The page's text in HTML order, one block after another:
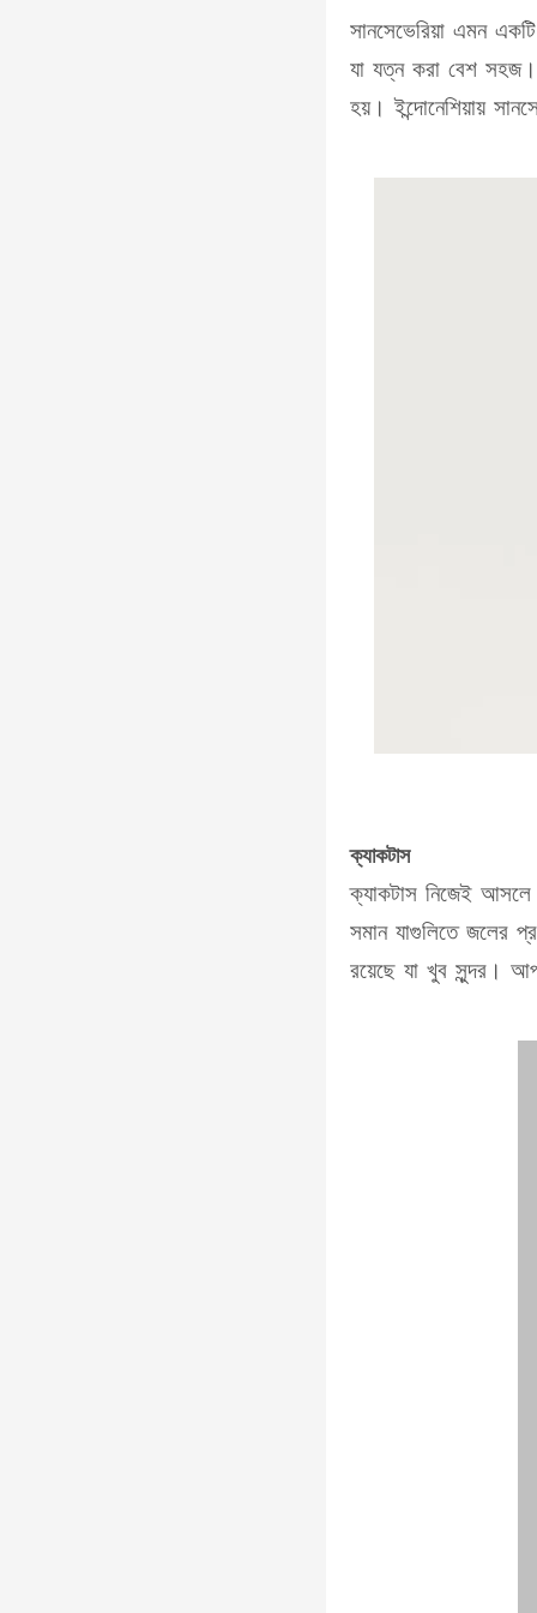
সানসেভেরিয়া এমন
যা যত্ন করা বেশ সহজ।
হয়। ইন্দোনেশিয়ায়
ক্যাকটাস
ক্যাকটাস নিজেই আসলে
সমান যাগুলিতে জলের
রয়েছে যা খুব সুন্দর।